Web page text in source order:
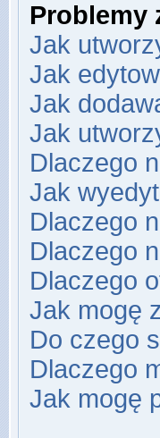
Problemy
Jak
Jak
Jak
Jak
Dlaczego
Jak
Dlaczego
Dlaczego
Dlaczego
Jak mogę
Do czego
Dlaczego
Jak mogę